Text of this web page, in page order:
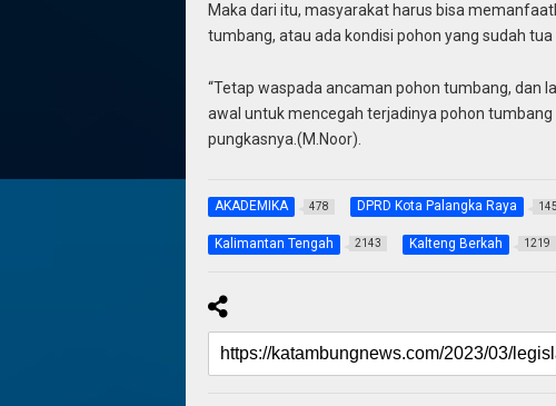
Maka dari itu, masyarakat harus bisa
tumbang, atau ada kondisi pohon yang sudah
“Tetap waspada ancaman pohon tumbang, dan
awal untuk mencegah terjadinya pohon
pungkasnya.(M.Noor).
AKADEMIKA 478 DPRD Kota Palangka Raya
Kalimantan Tengah 2143 Kalteng Berkah 1219